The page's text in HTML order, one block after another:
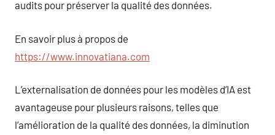
audits pour préserver la qualité des données.
En savoir plus à propos de
https://www.innovatiana.com
L’externalisation de données pour les modèles d’IA est
avantageuse pour plusieurs raisons, telles que
l’amélioration de la qualité des données, la diminution